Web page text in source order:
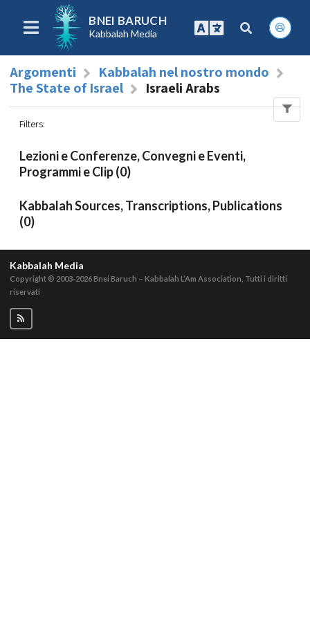
BNEI BARUCH
Kabbalah Media
Argomenti
Kabbalah nel nostro mondo
The State of Israel
Israeli Arabs
Filters:
Lezioni e Conferenze, Convegni e Eventi,
Programmi e Clip (0)
Kabbalah Sources, Transcriptions, Publications
(0)
Kabbalah Media
Copyright © 2003-2026Bnei Baruch – Kabbalah L’Am Association, Tutti i diritti
riservati